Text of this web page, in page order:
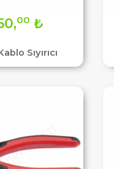
Sıyırıcı
00 ₺